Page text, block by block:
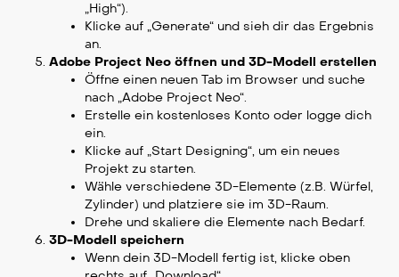
„High“).
Klicke auf „Generate“ und sieh dir das Ergebnis
an.
Adobe Project Neo öffnen und 3D-Modell erstellen
Öffne einen neuen Tab im Browser und suche
nach „Adobe Project Neo“.
Erstelle ein kostenloses Konto oder logge dich
ein.
Klicke auf „Start Designing“, um ein neues
Projekt zu starten.
Wähle verschiedene 3D-Elemente (z.B. Würfel,
Zylinder) und platziere sie im 3D-Raum.
Drehe und skaliere die Elemente nach Bedarf.
3D-Modell speichern
Wenn dein 3D-Modell fertig ist, klicke oben